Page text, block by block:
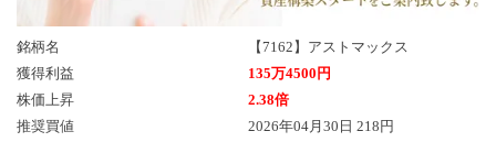
銘柄名
【7162】アストマックス
獲得利益
135万4500円
株価上昇
2.38倍
推奨買値
2026年04月30日 218円